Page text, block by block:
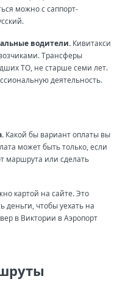
можно с саппорт-
водители. Кивитакси
Трансферы
ТО, не старше семи лет.
деятельность.
Какой бы вариант оплаты вы
может быть только, если
маршрута или сделать
картой на сайте. Это
деньги, чтобы уехать на
в Виктории в Аэропорт